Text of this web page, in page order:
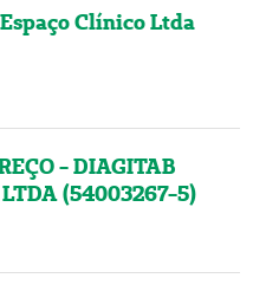
Clínico Ltda
- DIAGITAB
(54003267-5)